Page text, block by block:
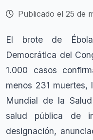
Publicado el 25 de
El brote de
Democrática del
1.000 casos
menos 231
Mundial de la
salud pública de
designación,